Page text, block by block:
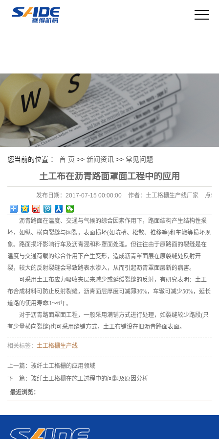
您当前的位置 ： 首 页 >> 新闻资讯 >> 常见问题
土工布在沥青路面罩面工程中的应用
发布日期： 2017-07-15 00:00:00 作者： 土工格栅生产线厂家 点击
沥青路面在温度、交通与气候的综合因素作用下，路面结构产生结构性损
坏，如纵、横向裂缝与网裂，表面损坏(如坑槽、松散、推移等)和车辙等损坏现
象。路面损坏影响行车及沥青混和料罩面处理。但往往由于原路面的裂缝是在
温度与交通荷载的综合作用下产生变形，造成沥青罩面层在原裂缝处反射开
裂，较大的反射裂缝会导致路表水渗入，从而引起沥青罩面层新的病害。
可采用土工布应力吸收夹层来减少或延缓裂缝的反射，有研究表明：土工
布合成材料可防止反射裂缝，沥青面层厚度可减薄36%，车辙可减少50%，延长
道路的使用寿命3～6年。
对于沥青路面罩面工程，一般采用满铺方式进行处理，如裂缝较少路段(只
有少量横向裂缝)也可采用缝铺方式，土工布铺设在旧沥青路面表面。
相关标签： 土工格栅生产线
上一篇： 玻纤土工格栅的应用领域
下一篇： 玻纤土工格栅在施工过程中的问题及原因分析
最近浏览：